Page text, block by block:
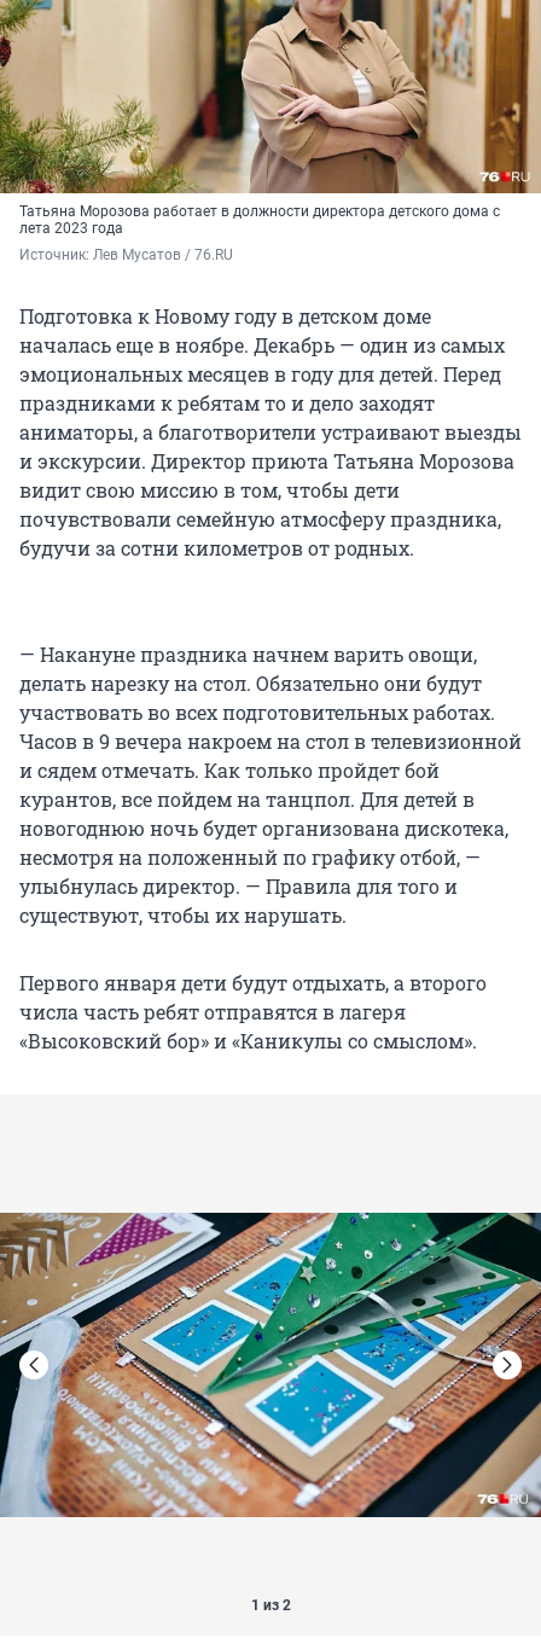
Татьяна Морозова работает в должности директора детского дома с
лета 2023 года
Источник: Лев Мусатов / 76.RU
Подготовка к Новому году в детском доме
началась еще в ноябре. Декабрь — один из самых
эмоциональных месяцев в году для детей. Перед
праздниками к ребятам то и дело заходят
аниматоры, а благотворители устраивают выезды
и экскурсии. Директор приюта Татьяна Морозова
видит свою миссию в том, чтобы дети
почувствовали семейную атмосферу праздника,
будучи за сотни километров от родных.
— Накануне праздника начнем варить овощи,
делать нарезку на стол. Обязательно они будут
участвовать во всех подготовительных работах.
Часов в 9 вечера накроем на стол в телевизионной
и сядем отмечать. Как только пройдет бой
курантов, все пойдем на танцпол. Для детей в
новогоднюю ночь будет организована дискотека,
несмотря на положенный по графику отбой, —
улыбнулась директор. — Правила для того и
существуют, чтобы их нарушать.
Первого января дети будут отдыхать, а второго
числа часть ребят отправятся в лагеря
«Высоковский бор» и «Каникулы со смыслом».
1 из 2